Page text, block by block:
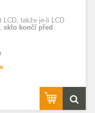
LCD, takže je-li LCD
sklo končí před